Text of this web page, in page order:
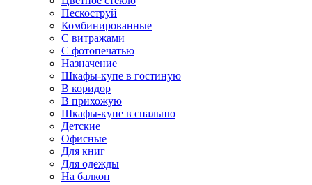
Пескоструй
Комбинированные
С витражами
С фотопечатью
Назначение
Шкафы-купе в гостиную
В коридор
В прихожую
Шкафы-купе в спальню
Детские
Офисные
Для книг
Для одежды
На балкон